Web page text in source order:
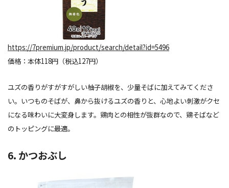
https://7premium.jp/product/search/detail?id=5496
価格：本体118円（税込127円）
ユズの香りがすがすがしい柚子胡椒を、少量そばに加えてみてくださ
い。いつものそばが、鼻から抜けるユズの香りと、心地よい刺激がクセ
になる味わいに大変身します。鶏肉との相性が抜群なので、鶏そばなど
のトッピングに最適。
6. かつおぶし